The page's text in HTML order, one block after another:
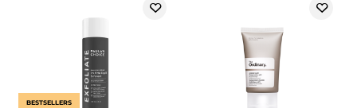
BESTSELLERS